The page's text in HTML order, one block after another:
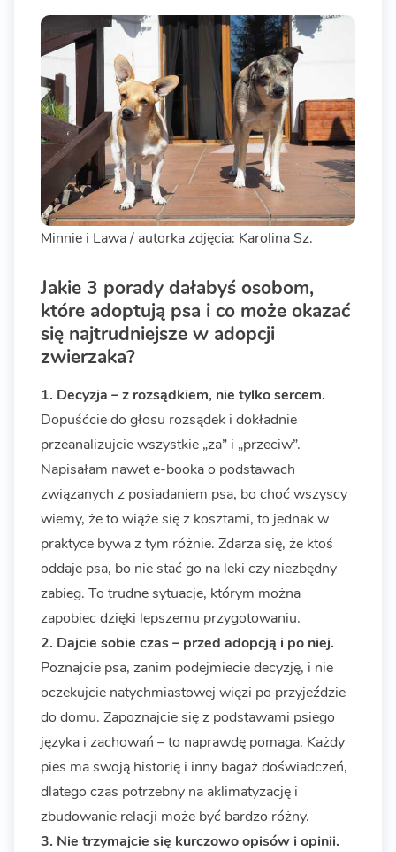
Minnie i Lawa / autorka zdjęcia: Karolina Sz.
Jakie 3 porady dałabyś osobom,
które adoptują psa i co może okazać
się najtrudniejsze w adopcji
zwierzaka?
1. Decyzja – z rozsądkiem, nie tylko sercem.
Dopuśćcie do głosu rozsądek i dokładnie
przeanalizujcie wszystkie „za” i „przeciw”.
Napisałam nawet e-booka o podstawach
związanych z posiadaniem psa, bo choć wszyscy
wiemy, że to wiąże się z kosztami, to jednak w
praktyce bywa z tym różnie. Zdarza się, że ktoś
oddaje psa, bo nie stać go na leki czy niezbędny
zabieg. To trudne sytuacje, którym można
zapobiec dzięki lepszemu przygotowaniu.
2. Dajcie sobie czas – przed adopcją i po niej.
Poznajcie psa, zanim podejmiecie decyzję, i nie
oczekujcie natychmiastowej więzi po przyjeździe
do domu. Zapoznajcie się z podstawami psiego
języka i zachowań – to naprawdę pomaga. Każdy
pies ma swoją historię i inny bagaż doświadczeń,
dlatego czas potrzebny na aklimatyzację i
zbudowanie relacji może być bardzo różny.
3. Nie trzymajcie się kurczowo opisów i opinii.